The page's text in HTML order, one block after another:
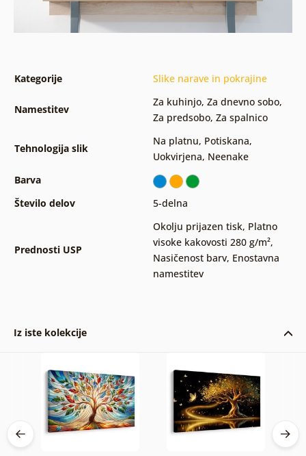
Kategorije Slike narave in pokrajine
Namestitev
Za kuhinjo, Za dnevno sobo,
Za predsobo, Za spalnico
Tehnologija slik
Na platnu, Potiskana,
Uokvirjena, Neenake
Barva
Število delov
5-delna
Prednosti USP
Okolju prijazen tisk, Platno
visoke kakovosti 280 g/m²,
Nasičenost barv, Enostavna
namestitev
Iz iste kolekcije